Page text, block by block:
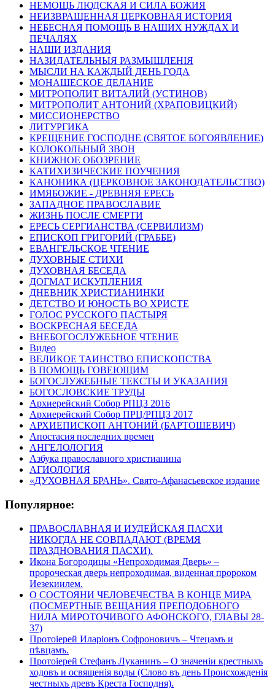
НЕМОЩЬ ЛЮДСКАЯ И СИЛА БОЖИЯ
НЕИЗВРАЩЕННАЯ ЦЕРКОВНАЯ ИСТОРИЯ
НЕБЕСНАЯ ПОМОЩЬ В НАШИХ НУЖДАХ И
ПЕЧАЛЯХ
НАШИ ИЗДАНИЯ
НАЗИДАТЕЛЬНЫЯ РАЗМЫШЛЕНІЯ
МЫСЛИ НА КАЖДЫЙ ДЕНЬ ГОДА
МОНАШЕСКОЕ ДЕЛАНИЕ
МИТРОПОЛИТ ВИТАЛИЙ (УСТИНОВ)
МИТРОПОЛИТ АНТОНИЙ (ХРАПОВИЦКИЙ)
МИССИОНЕРСТВО
ЛИТУРГИКА
КРЕЩЕНИЕ ГОСПОДНЕ (СВЯТОЕ БОГОЯВЛЕНИЕ)
КОЛОКОЛЬНЫЙ ЗВОН
КНИЖНОЕ ОБОЗРЕНИЕ
КАТИХИЗИЧЕСКИЕ ПОУЧЕНИЯ
КАНОНИКА (ЦЕРКОВНОЕ ЗАКОНОДАТЕЛЬСТВО)
ИМЯБОЖИЕ - ДРЕВНЯЯ ЕРЕСЬ
ЗАПАДНОЕ ПРАВОСЛАВИЕ
ЖИЗНЬ ПОСЛЕ СМЕРТИ
ЕРЕСЬ СЕРГИАНСТВА (СЕРВИЛИЗМ)
ЕПИСКОП ГРИГОРИЙ (ГРАББЕ)
ЕВАНГЕЛЬСКОЕ ЧТЕНИЕ
ДУХОВНЫЕ СТИХИ
ДУХОВНАЯ БЕСЕДА
ДОГМАТ ИСКУПЛЕНИЯ
ДНЕВНИК ХРИСТИАНИНКИ
ДЕТСТВО И ЮНОСТЬ ВО ХРИСТЕ
ГОЛОС РУССКОГО ПАСТЫРЯ
ВОСКРЕСНАЯ БЕСЕДА
ВНЕБОГОСЛУЖЕБНОЕ ЧТЕНИЕ
Видео
ВЕЛИКОЕ ТАИНСТВО ЕПИСКОПСТВА
В ПОМОЩЬ ГОВЕЮЩИМ
БОГОСЛУЖЕБНЫЕ ТЕКСТЫ И УКАЗАНИЯ
БОГОСЛОВСКИЕ ТРУДЫ
Архиерейский Собор РПЦЗ 2016
Архиерейский Собор ПРЦ/РПЦЗ 2017
АРХИЕПИСКОП АНТОНИЙ (БАРТОШЕВИЧ)
Апостасия последних времен
АНГЕЛОЛОГИЯ
Азбука православного христианина
АГИОЛОГИЯ
«ДУХОВНАЯ БРАНЬ». Свято-Афанасьевское издание
Популярное:
ПРАВОСЛАВНАЯ И ИУДЕЙСКАЯ ПАСХИ
НИКОГДА НЕ СОВПАДАЮТ (ВРЕМЯ
ПРАЗДНОВАНИЯ ПАСХИ).
Икона Богородицы «Непроходимая Дверь» –
пророческая дверь непроходимая, виденная пророком
Иезекиилем.
О СОСТОЯНИ ЧЕЛОВЕЧЕСТВА В КОНЦЕ МИРА
(ПОСМЕРТНЫЕ ВЕЩАНИЯ ПРЕПОДОБНОГО
НИЛА МИРОТОЧИВОГО АФОНСКОГО, ГЛАВЫ 28-
37)
Протоіерей Иларіонъ Софроновичъ – Чтецамъ и
пѣвцамъ.
Протоіерей Стефанъ Луканинъ – О значеніи крестныхъ
ходовъ и освященія воды (Слово въ день Происхожденія
честныхъ древъ Креста Господня).